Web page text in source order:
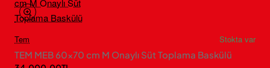
Tem
Stokta var
TEM MEB 60×70 cm M Onaylı Süt Toplama Baskülü